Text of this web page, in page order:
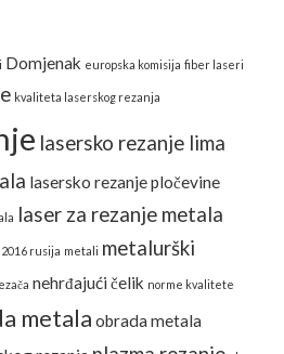
Domjenak europska komisija fiber laseri
kvaliteta laserskog rezanja
lasersko rezanje lima
lasersko rezanje pločevine
laser za rezanje metala
rusija metali metalurški
nehrđajući čelik norme kvalitete
metala obrada metala